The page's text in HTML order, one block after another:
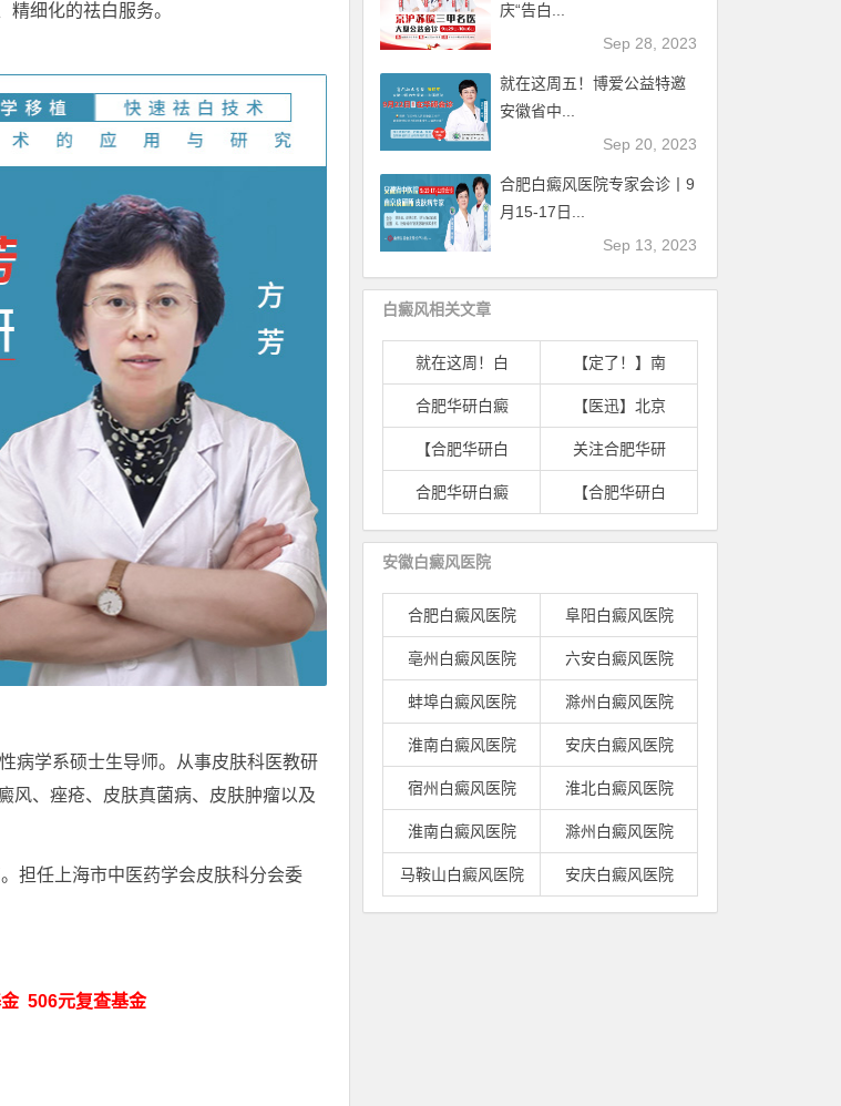
细化的祛白服务。
学系硕士生导师。从事皮肤科医教研
风、痤疮、皮肤真菌病、皮肤肿瘤以及
任上海市中医药学会皮肤科分会委
506元复查基金
庆“告白...
Sep 28, 2023
就在这周五！博爱公益特邀
安徽省中...
Sep 20, 2023
合肥白癜风医院专家会诊丨9
月15-17日...
Sep 13, 2023
白癜风相关文章
就在这周！白 【定了！】南
合肥华研白癜 【医迅】北京
【合肥华研白 关注合肥华研
合肥华研白癜 【合肥华研白
安徽白癜风医院
合肥白癜风医院 阜阳白癜风医院
亳州白癜风医院 六安白癜风医院
蚌埠白癜风医院 滁州白癜风医院
淮南白癜风医院 安庆白癜风医院
宿州白癜风医院 淮北白癜风医院
淮南白癜风医院 滁州白癜风医院
马鞍山白癜风医院 安庆白癜风医院